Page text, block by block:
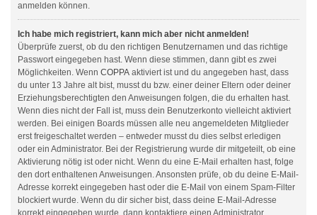
anmelden können.
Ich habe mich registriert, kann mich aber nicht anmelden!
Überprüfe zuerst, ob du den richtigen Benutzernamen und das richtige
Passwort eingegeben hast. Wenn diese stimmen, dann gibt es zwei
Möglichkeiten. Wenn COPPA aktiviert ist und du angegeben hast, dass
du unter 13 Jahre alt bist, musst du bzw. einer deiner Eltern oder deiner
Erziehungsberechtigten den Anweisungen folgen, die du erhalten hast.
Wenn dies nicht der Fall ist, muss dein Benutzerkonto vielleicht aktiviert
werden. Bei einigen Boards müssen alle neu angemeldeten Mitglieder
erst freigeschaltet werden – entweder musst du dies selbst erledigen
oder ein Administrator. Bei der Registrierung wurde dir mitgeteilt, ob eine
Aktivierung nötig ist oder nicht. Wenn du eine E-Mail erhalten hast, folge
den dort enthaltenen Anweisungen. Ansonsten prüfe, ob du deine E-Mail-
Adresse korrekt eingegeben hast oder die E-Mail von einem Spam-Filter
blockiert wurde. Wenn du dir sicher bist, dass deine E-Mail-Adresse
korrekt eingegeben wurde, dann kontaktiere einen Administrator.